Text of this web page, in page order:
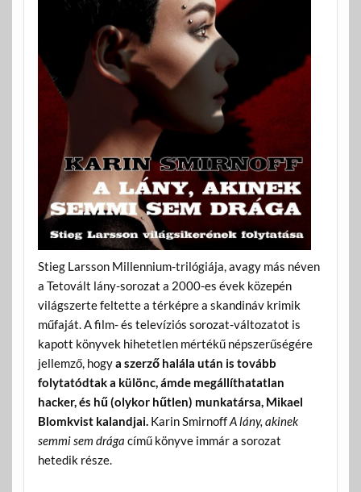
Stieg Larsson Millennium-trilógiája, avagy más néven
a Tetovált lány-sorozat a 2000-es évek közepén
világszerte feltette a térképre a skandináv krimik
műfaját. A film- és televíziós sorozat-változatot is
kapott könyvek hihetetlen mértékű népszerűségére
jellemző, hogya szerző halála után is tovább
folytatódtak a különc, ámde megállíthatatlan
hacker, és hű (olykor hűtlen) munkatársa, Mikael
Blomkvist kalandjai. Karin SmirnoffA lány, akinek
semmi sem drága című könyve immár a sorozat
hetedik része.